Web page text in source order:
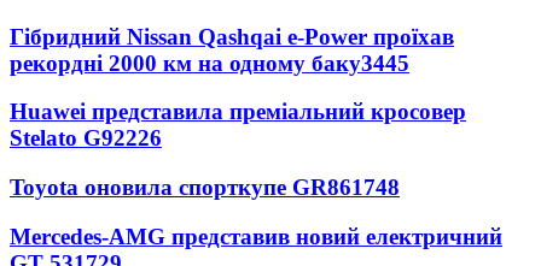
Гібридний Nissan Qashqai e-Power проїхав
рекордні 2000 км на одному баку3445
Huawei представила преміальний кросовер
Stelato G92226
Toyota оновила спорткупе GR861748
Mercedes-AMG представив новий електричний